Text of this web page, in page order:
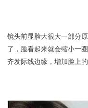
镜头前显脸大很大一部分
了，脸看起来就会缩小一
齐发际线边缘，增加脸上